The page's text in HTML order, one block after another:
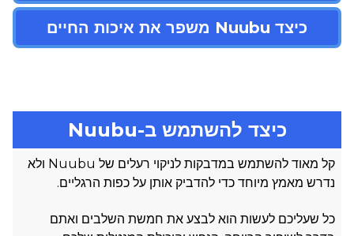
כיצד Nuubu משפר את איכות החיים
כיצד להשתמש ב-Nuubu
קל מאוד להשתמש במדבקות לניקוי רעלים של Nuubu ולא
נדרש מאמץ מיוחד כדי להדביק אותן על כפות הרגליים.
כל שעליכם לעשות הוא לבצע את חמשת השלבים ואתם